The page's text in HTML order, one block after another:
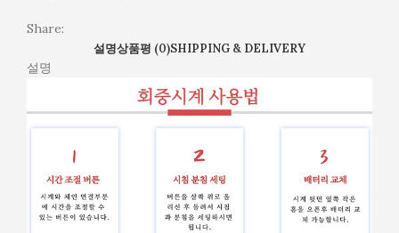
Share:
설명상품평 (0)SHIPPING & DELIVERY
설명